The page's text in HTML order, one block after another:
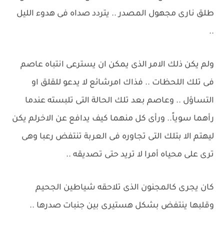
طلق نارى مجهول المصدر .. يتردد صداه فى هدوء الليل
..
ولم يكن ذلك الامر الذى يمكن ان يسترعى انتباه عاصم
فى تلك اللحظات .. فذاك امرشائع لا يدعو للقلق او
التساؤل .. وعاصم بعد تلك الحالة التى تلبسته عندما
رأهما سوياً.. ورأى كل منهما كيف يدافع عن الاخرلم يكن
ليهتم الا بتلك التى تجاوره فى العربة تنتفض رعبا وهى
ترى على محياه أمرا لا تريد حتى تصديقه ..
كان يجرى كالمجنون الذى تلاحقه شياطين الجحيم
وقلبها ينتفض بشكل هستيرى بين جنبات صدرها ..